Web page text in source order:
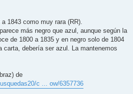
1843 como muy rara (RR).
más negro que azul, aunque según la
de 1800 a 1835 y en negro solo de 1804
carta, debería ser azul. La mantenemos
de
c ... ow/6357736